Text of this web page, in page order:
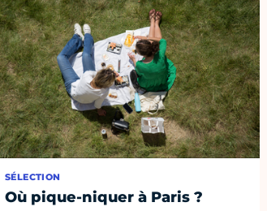
SÉLECTION
Où pique-niquer à Paris ?